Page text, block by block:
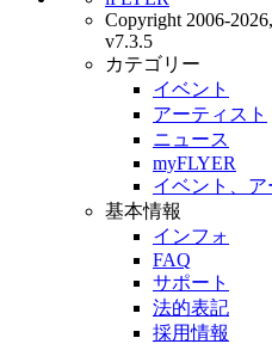
Copyright 2006-2026,
v7.3.5
カテゴリー
イベント
アーティスト
ニュース
myFLYER
イベント、
基本情報
インフォ
FAQ
サポート
法的表記
採用情報